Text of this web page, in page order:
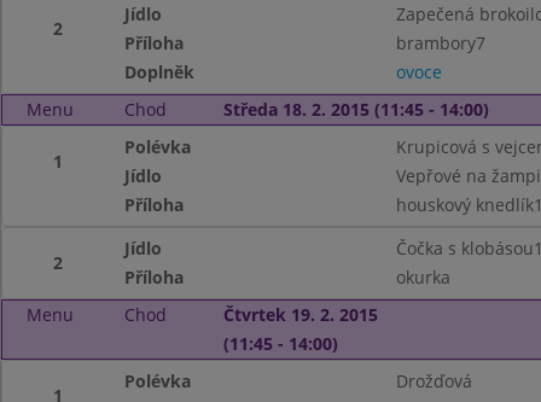
2
Jídlo
Zapečená
Příloha
brambory7
Doplněk
ovoce
Menu
Chod Středa 18. 2. 2015 (11:45 - 14:00)
1
Polévka
Krupicová s
Jídlo
Vepřové na
Příloha
houskový
2
Jídlo
Čočka s
Příloha
okurka
Menu
Chod
Čtvrtek 19. 2. 2015
(11:45 - 14:00)
1
Polévka
Drožďová